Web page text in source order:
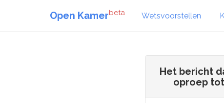
Open Kamerbeta Wetsvoorstellen
Het bericht
oproep